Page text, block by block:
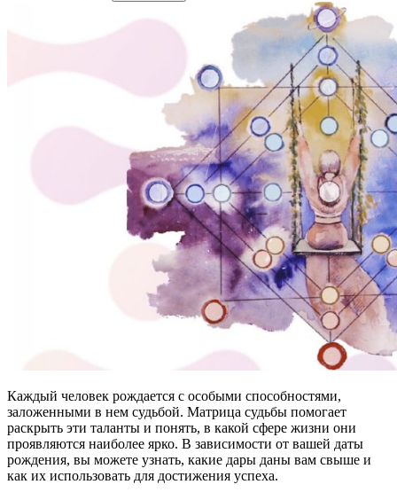
Каждый человек рождается с особыми способностями,
заложенными в нем судьбой. Матрица судьбы помогает
раскрыть эти таланты и понять, в какой сфере жизни они
проявляются наиболее ярко. В зависимости от вашей даты
рождения, вы можете узнать, какие дары даны вам свыше и
как их использовать для достижения успеха.